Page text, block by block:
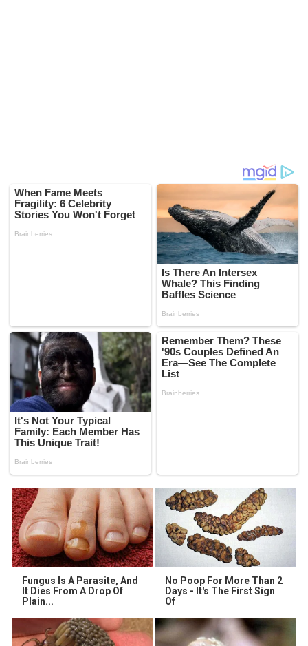
Fungus Is A Parasite, And
It Dies From A Drop Of
Plain...
No Poop For More Than 2
Days - It's The First Sign
Of